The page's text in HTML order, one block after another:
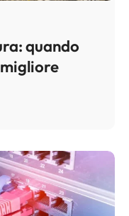
quando